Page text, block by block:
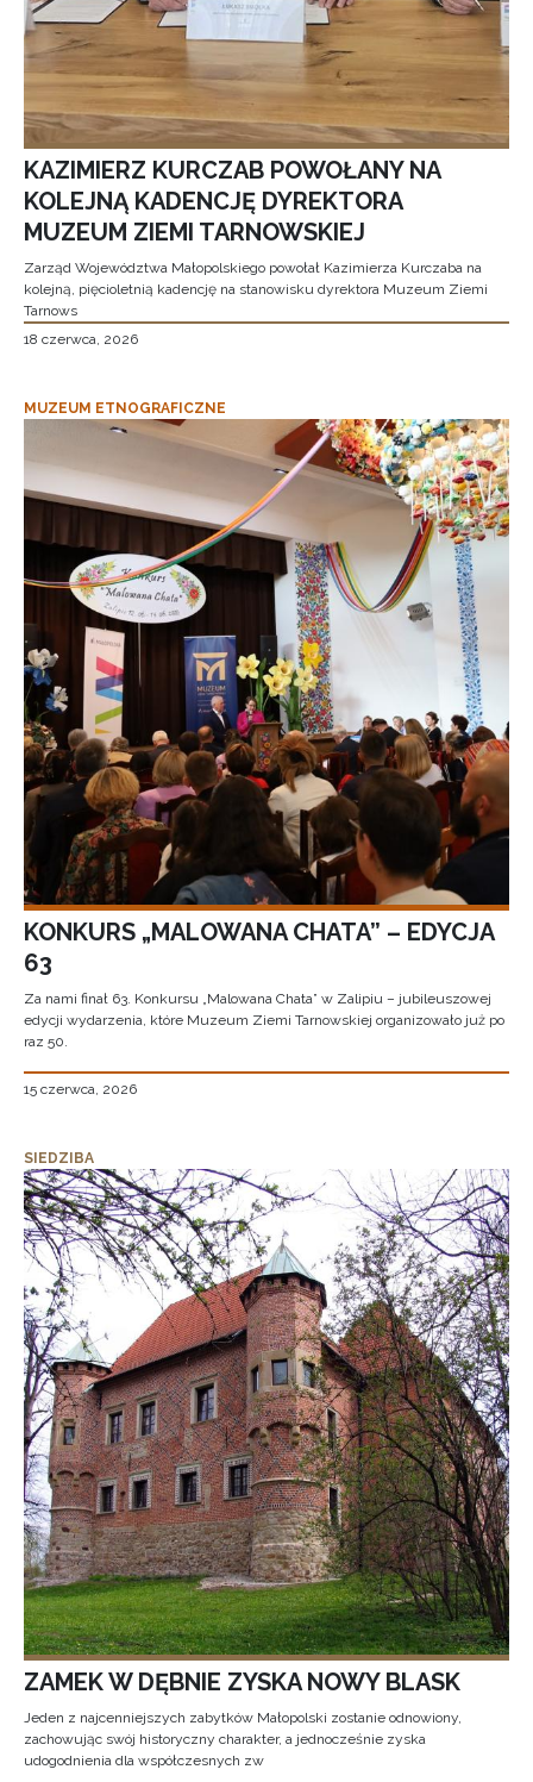
KAZIMIERZ KURCZAB POWOŁANY NA
KOLEJNĄ KADENCJĘ DYREKTORA
MUZEUM ZIEMI TARNOWSKIEJ
Zarząd Województwa Małopolskiego powołał Kazimierza Kurczaba na
kolejną, pięcioletnią kadencję na stanowisku dyrektora Muzeum Ziemi
Tarnows
18 czerwca, 2026
MUZEUM ETNOGRAFICZNE
KONKURS „MALOWANA CHATA” – EDYCJA
63
Za nami finał 63. Konkursu „Malowana Chata” w Zalipiu – jubileuszowej
edycji wydarzenia, które Muzeum Ziemi Tarnowskiej organizowało już po
raz 50.
15 czerwca, 2026
SIEDZIBA
ZAMEK W DĘBNIE ZYSKA NOWY BLASK
Jeden z najcenniejszych zabytków Małopolski zostanie odnowiony,
zachowując swój historyczny charakter, a jednocześnie zyska
udogodnienia dla współczesnych zw